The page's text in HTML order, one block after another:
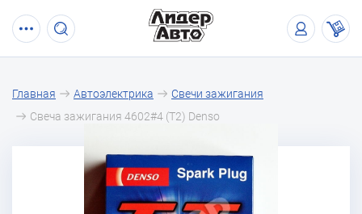
Главная Автоэлектрика
Свечи зажигания
Свеча зажигания 4602#4 (T2) Denso